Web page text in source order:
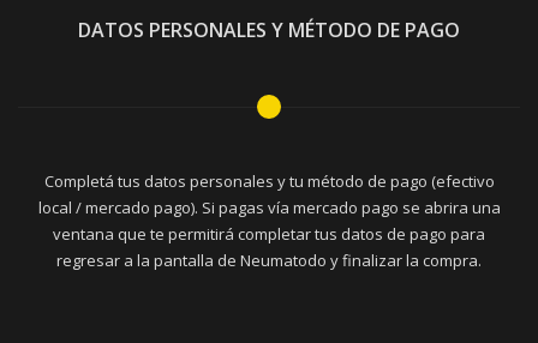
DATOS PERSONALES Y MÉTODO DE PAGO
Completá tus datos personales y tu método de pago (efectivo
local / mercado pago). Si pagas vía mercado pago se abrira una
ventana que te permitirá completar tus datos de pago para
regresar a la pantalla de Neumatodo y finalizar la compra.